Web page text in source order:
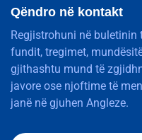
Qëndro në kontakt
Regjistrohuni në
fundit, tregimet,
gjithashtu mund të
javore ose njoftime të
janë në gjuhen Angleze.